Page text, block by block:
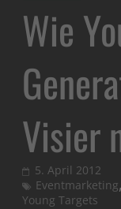
Wie
Visier
5. April 2012
Eventmarketing,
Young Targets